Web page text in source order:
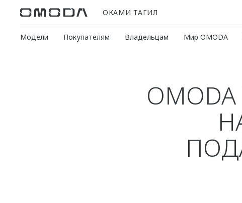
ОКАМИ ТАГИЛ
Модели Покупателям Владельцам Мир OMODA